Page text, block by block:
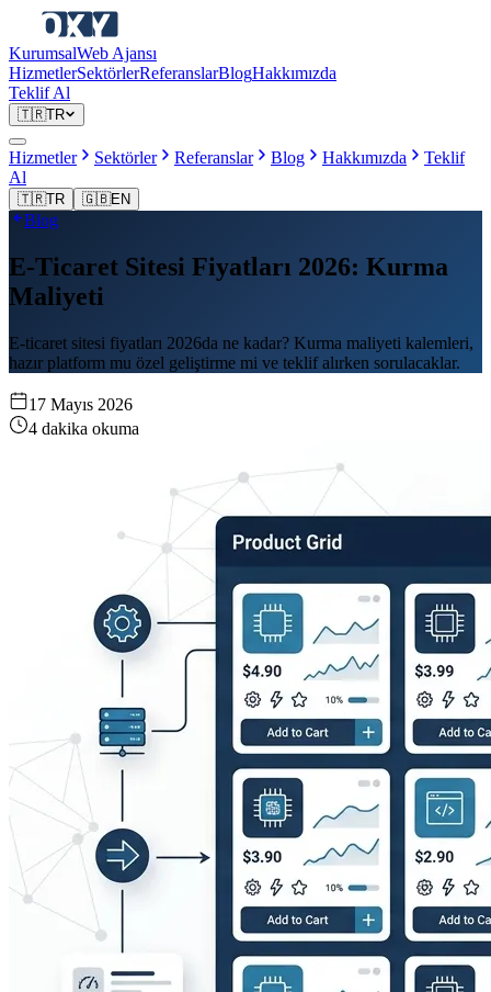
KurumsalWeb Ajansı
HizmetlerSektörlerReferanslarBlogHakkımızda
Teklif Al
🇹🇷TR
Hizmetler Sektörler Referanslar Blog Hakkımızda
Teklif
Al
🇹🇷TR 🇬🇧EN
Blog
E-Ticaret Sitesi Fiyatları 2026: Kurma
Maliyeti
E-ticaret sitesi fiyatları 2026da ne kadar? Kurma maliyeti kalemleri,
hazır platform mu özel geliştirme mi ve teklif alırken sorulacaklar.
17 Mayıs 2026
4 dakika okuma